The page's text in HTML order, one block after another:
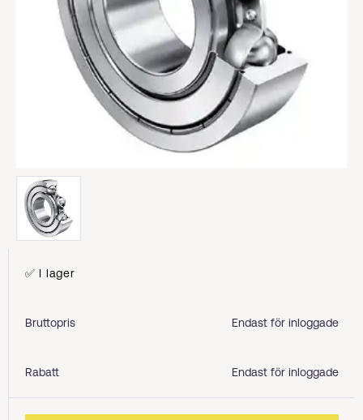
✅ I lager
Bruttopris Endast för inloggade
Rabatt Endast för inloggade